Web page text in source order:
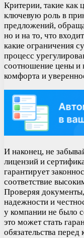
Критерии, такие как
ключевую роль в
предложений,
но и на то, что
какие ограничения
процесс
соотношение цены и
комфорта и
И наконец, не
лицензий и
гарантирует
соответствие
Проверяя
надежности и
у компании не было
это может стать
обязательства перед